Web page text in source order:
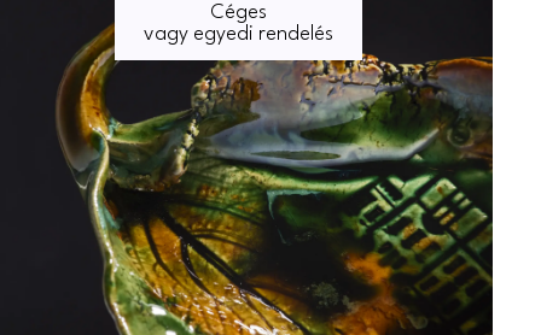
Céges
vagy egyedi rendelés